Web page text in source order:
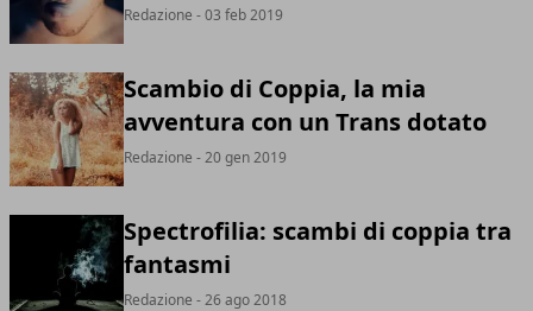
Redazione - 03 feb 2019
Scambio di Coppia, la mia
avventura con un Trans dotato
Redazione - 20 gen 2019
Spectrofilia: scambi di coppia tra
fantasmi
Redazione - 26 ago 2018